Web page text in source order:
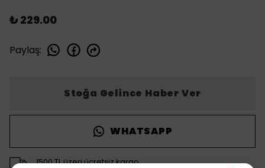
₺ 229.00
Paylaş:
Stoğa Gelince Haber Ver
WHATSAPP
1500 TL üzeri ücretsiz kargo